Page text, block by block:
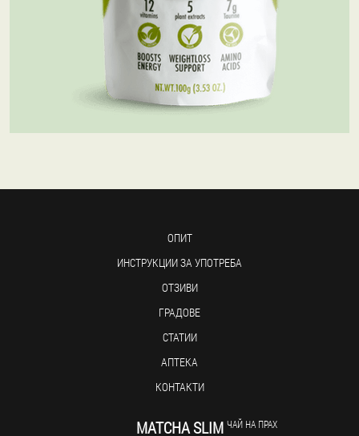
ОПИТ
ИНСТРУКЦИИ ЗА УПОТРЕБА
ОТЗИВИ
ГРАДОВЕ
СТАТИИ
АПТЕКА
КОНТАКТИ
MATCHA SLIM ЧАЙ НА ПРАХ